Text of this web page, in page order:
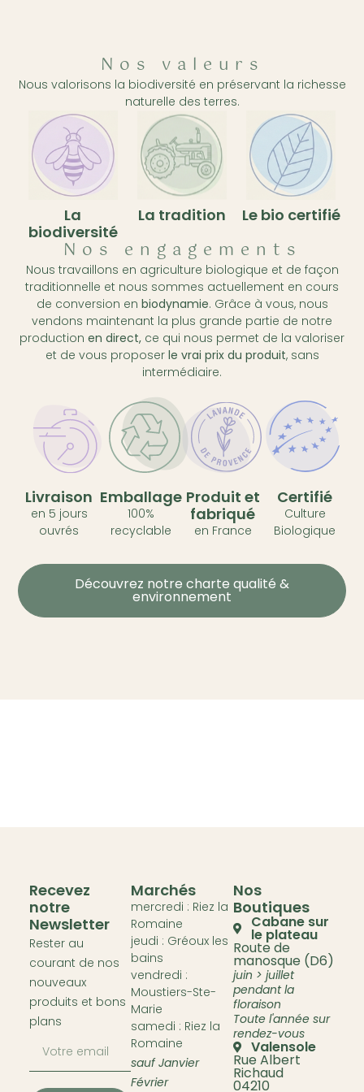
Nos valeurs
Nous valorisons la biodiversité en préservant la richesse
naturelle des terres.
La
biodiversité
La tradition Le bio certifié
Nos engagements
Nous travaillons en agriculture biologique et de façon
traditionnelle et nous sommes actuellement en cours
de conversion en biodynamie. Grâce à vous, nous
vendons maintenant la plus grande partie de notre
production en direct, ce qui nous permet de la valoriser
et de vous proposer le vrai prix du produit, sans
intermédiaire.
Livraison
en 5 jours
ouvrés
Emballage
100%
recyclable
Produit et
fabriqué
en France
Certifié
Culture
Biologique
Découvrez notre charte qualité &
environnement
Recevez
notre
Newsletter
Rester au
courant de nos
nouveaux
produits et bons
plans
Marchés
mercredi : Riez la
Romaine
jeudi : Gréoux les
bains
vendredi :
Moustiers-Ste-
Marie
samedi : Riez la
Romaine
sauf Janvier
Février
Nos
Boutiques
Cabane sur
le plateau
Route de
manosque (D6)
juin > juillet
pendant la
floraison
Toute l'année sur
rendez-vous
Valensole
Rue Albert
Richaud
04210